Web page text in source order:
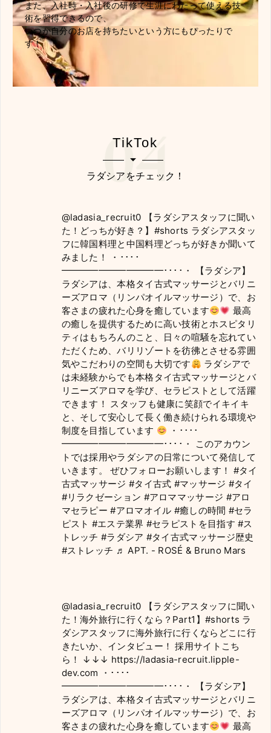
また、入社時・入社後の研修で生涯にわたって使える技
術を習得できるので、
いつか自分のお店を持ちたいという方にもぴったりで
す！
TikTok
ラダシアをチェック！
@ladasia_recruit0 【ラダシアスタッフに聞い
た！どっちが好き？】 #shorts ラダシアスタッ
フに韓国料理と中国料理どっちが好きか聞いて
みました！ ・････
━━━━━━━━━━━････・ 【ラダシア】
ラダシアは、本格タイ古式マッサージとバリニ
ーズアロマ（リンパオイルマッサージ）で、お
客さまの疲れた心身を癒しています
最高
の癒しを提供するために高い技術とホスピタリ
ティはもちろんのこと、日々の喧騒を忘れてい
ただくため、バリリゾートを彷彿とさせる雰囲
気やこだわりの空間も大切です
ラダシアで
は未経験からでも本格タイ古式マッサージとバ
リニーズアロマを学び、セラピストとして活躍
できます！ スタッフも健康に笑顔でイキイキ
と、そして安心して長く働き続けられる環境や
制度を目指しています
・････
━━━━━━━━━━━････・ このアカウン
トでは採用やラダシアの日常について発信して
いきます。 ぜひフォローお願いします！ #タイ
古式マッサージ #タイ古式 #マッサージ #タイ
#リラクゼーション #アロママッサージ #アロ
マセラピー #アロマオイル #癒しの時間 #セラ
ピスト #エステ業界 #セラピストを目指す #ス
トレッチ #ラダシア #タイ古式マッサージ歴史
#ストレッチ ♬ APT. - ROSÉ & Bruno Mars
@ladasia_recruit0 【ラダシアスタッフに聞い
た！海外旅行に行くなら？Part1】 #shorts ラ
ダシアスタッフに海外旅行に行くならどこに行
きたいか、インタビュー！ 採用サイトこち
ら！ ↓↓↓ https://ladasia-recruit.lipple-
dev.com ・････
━━━━━━━━━━━････・ 【ラダシア】
ラダシアは、本格タイ古式マッサージとバリニ
ーズアロマ（リンパオイルマッサージ）で、お
客さまの疲れた心身を癒しています
最高